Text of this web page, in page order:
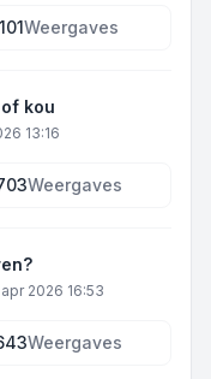
Weergaves
kou
13:16
Weergaves
apr 2026 16:53
Weergaves